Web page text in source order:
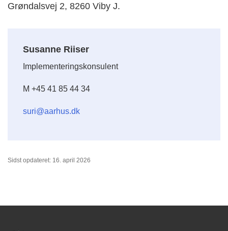
Grøndalsvej 2, 8260 Viby J.
Susanne Riiser
Implementeringskonsulent
M +45 41 85 44 34
suri@aarhus.dk
Sidst opdateret: 16. april 2026